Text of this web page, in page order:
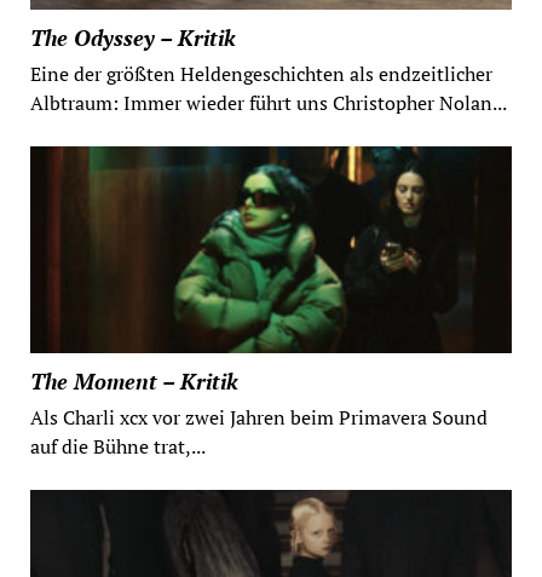
The Odyssey – Kritik
Eine der größten Heldengeschichten als endzeitlicher
Albtraum: Immer wieder führt uns Christopher Nolan...
The Moment – Kritik
Als Charli xcx vor zwei Jahren beim Primavera Sound
auf die Bühne trat,...